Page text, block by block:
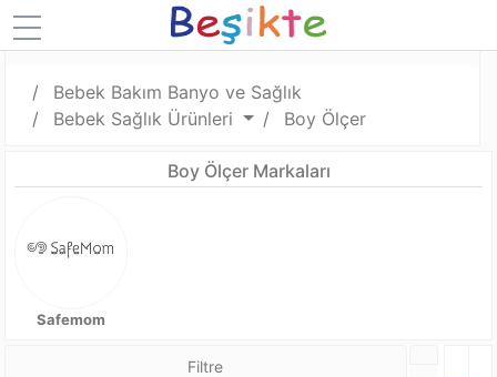
Bebek Bakım Banyo ve Sağlık
Bebek Sağlık Ürünleri
Boy Ölçer
Boy Ölçer Markaları
Safemom
Filtre